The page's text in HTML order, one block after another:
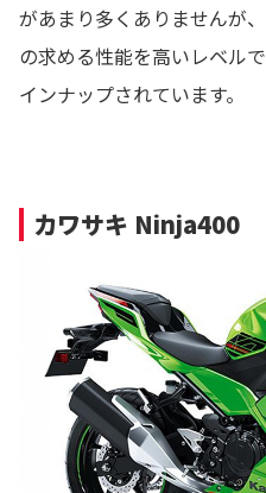
があまり多くありませんが
の求める性能を高いレベル
インナップされています。
カワサキ Ninja400